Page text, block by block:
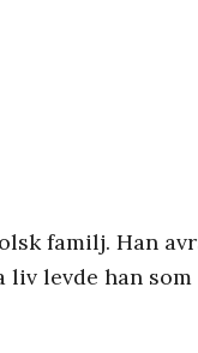
familj. Han
levde han